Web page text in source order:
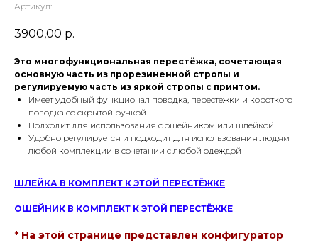
Артикул:
3900,00 р.
Это многофункциональная перестёжка, сочетающая
основную часть из прорезиненной стропы и
регулируемую часть из яркой стропы с принтом.
Имеет удобный функционал поводка, перестежки и короткого
поводка со скрытой ручкой.
Подходит для использования с ошейником или шлейкой
Удобно регулируется и подходит для использования людям
любой комплекции в сочетании с любой одеждой
ШЛЕЙКА В КОМПЛЕКТ К ЭТОЙ ПЕРЕСТЁЖКЕ
ОШЕЙНИК В КОМПЛЕКТ К ЭТОЙ ПЕРЕСТЁЖКЕ
* На этой странице представлен конфигуратор